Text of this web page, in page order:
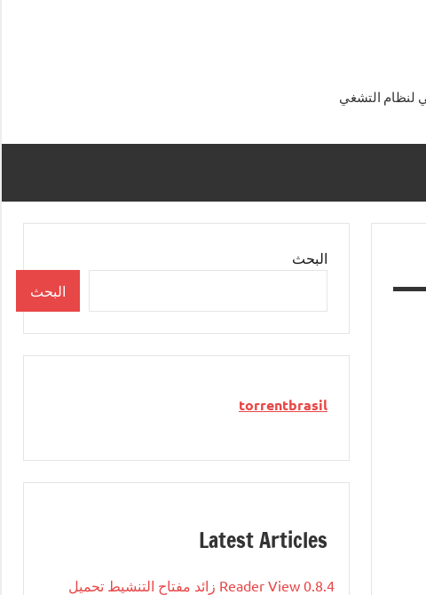
البحث
البحث
torrentbrasil
Latest Articles
Reader View 0.8.4 زائد مفتاح التنشيط تحميل